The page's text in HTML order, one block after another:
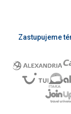
Zastupujeme